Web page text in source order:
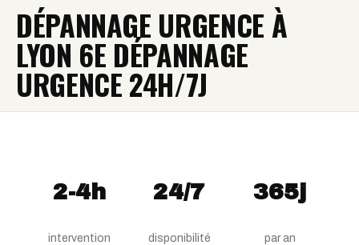
DÉPANNAGE URGENCE À
LYON 6E DÉPANNAGE
URGENCE 24H/7J
2-4h
intervention
24/7
disponibilité
365j
par an